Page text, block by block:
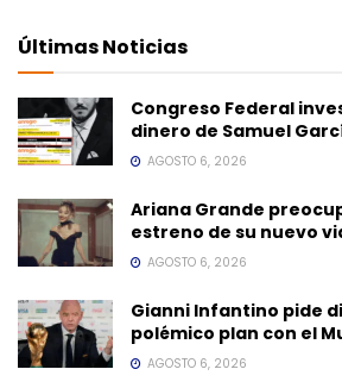
Últimas Noticias
Congreso Federal
dinero de Samuel
AGOSTO 6, 2026
Ariana Grande
estreno de su nuevo
AGOSTO 6, 2026
Gianni Infantino pide
polémico plan con el
AGOSTO 6, 2026